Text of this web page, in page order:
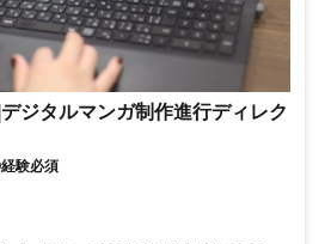
ジタルマンガ制作進行ディレク
験必須